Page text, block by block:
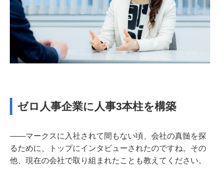
ゼロ人事企業に人事3本柱を構築
――マークスに入社されて間もない頃、会社の真髄を探
るために、トップにインタビューされたのですね。その
他、現在の会社で取り組まれたことも教えてください。